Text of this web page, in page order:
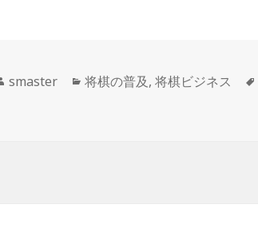
作
smaster
カ
将棋の普及,将棋ビジネス